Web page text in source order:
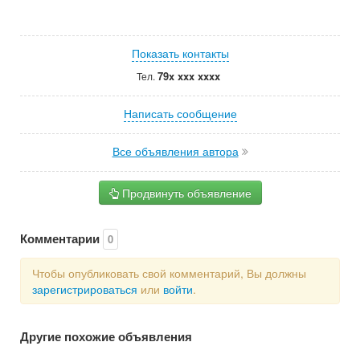
Показать контакты
Тел. 79x xxx xxxx
Написать сообщение
Все объявления автора
Продвинуть объявление
Комментарии 0
Чтобы опубликовать свой комментарий, Вы должны
зарегистрироваться или войти.
Другие похожие объявления